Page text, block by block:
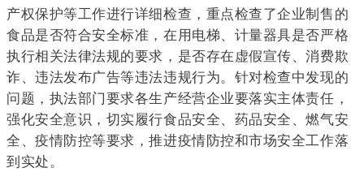
产权保护等工作进行详细检查，重点检查了企业制售的
食品是否符合安全标准，在用电梯、计量器具是否严格
执行相关法律法规的要求，是否存在虚假宣传、消费欺
诈、违法发布广告等违法违规行为。针对检查中发现的
问题，执法部门要求各生产经营企业要落实主体责任，
强化安全意识，切实履行食品安全、药品安全、燃气安
全、疫情防控等要求，推进疫情防控和市场安全工作落
到实处。